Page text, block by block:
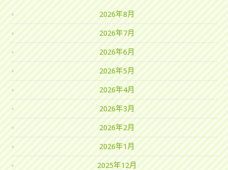
2026年8月
2026年7月
2026年6月
2026年5月
2026年4月
2026年3月
2026年2月
2026年1月
2025年12月